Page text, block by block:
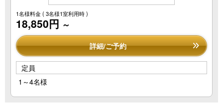
1名様料金( 3名様1室利用時 )
18,850円 ～
詳細/ご予約
定員
1～4名様